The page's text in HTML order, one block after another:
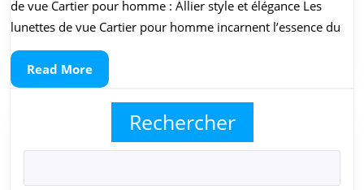
de vue Cartier pour homme : Allier style et élégance Les
lunettes de vue Cartier pour homme incarnent l’essence du
Read MoreRead
More
Rechercher